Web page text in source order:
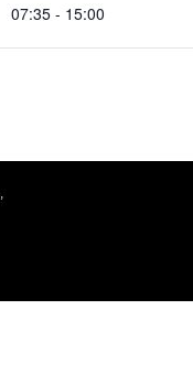
07:35 - 15:00